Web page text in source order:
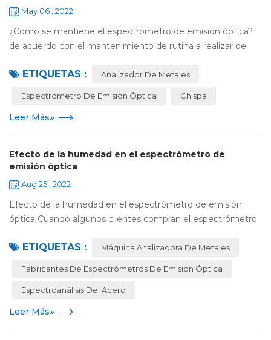
May 06 , 2022
¿Cómo se mantiene el espectrómetro de emisión óptica?
de acuerdo con el mantenimiento de rutina a realizar de
instrumento, los elementos principales ...
ETIQUETAS : Analizador De Metales
Espectrómetro De Emisión Óptica Chispa
Leer Más»
Efecto de la humedad en el espectrómetro de
emisión óptica
Aug 25 , 2022
Efecto de la humedad en el espectrómetro de emisión
óptica Cuando algunos clientes compran el espectrómetro
servicio posventa llamará p...
ETIQUETAS : Máquina Analizadora De Metales
Fabricantes De Espectrómetros De Emisión Óptica
Espectroanálisis Del Acero
Leer Más»